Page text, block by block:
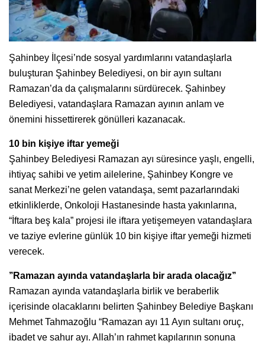
Şahinbey İlçesi’nde sosyal yardımlarını vatandaşlarla
buluşturan Şahinbey Belediyesi, on bir ayın sultanı
Ramazan’da da çalışmalarını sürdürecek. Şahinbey
Belediyesi, vatandaşlara Ramazan ayının anlam ve
önemini hissettirerek gönülleri kazanacak.
10 bin kişiye iftar yemeği
Şahinbey Belediyesi Ramazan ayı süresince yaşlı, engelli,
ihtiyaç sahibi ve yetim ailelerine, Şahinbey Kongre ve
sanat Merkezi’ne gelen vatandaşa, semt pazarlarındaki
etkinliklerde, Onkoloji Hastanesinde hasta yakınlarına,
“İftara beş kala” projesi ile iftara yetişemeyen vatandaşlara
ve taziye evlerine günlük 10 bin kişiye iftar yemeği hizmeti
verecek.
’’Ramazan ayında vatandaşlarla bir arada olacağız’’
Ramazan ayında vatandaşlarla birlik ve beraberlik
içerisinde olacaklarını belirten Şahinbey Belediye Başkanı
Mehmet Tahmazoğlu “Ramazan ayı 11 Ayın sultanı oruç,
ibadet ve sahur ayı. Allah’ın rahmet kapılarının sonuna